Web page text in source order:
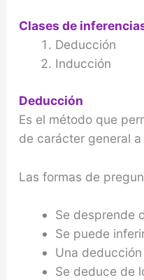
Clases de
Deducción
Inducción
Deducción
Es el método que
de carácter general
Las formas de
Se desprende
Se puede
Una
Se deduce de